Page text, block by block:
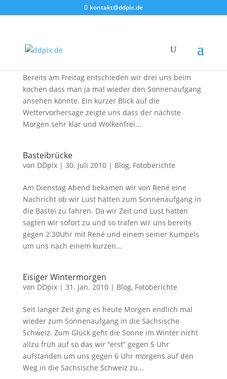
kontakt@ddpix.de
von
Bereits am Freitag entschieden wir drei uns beim
kochen dass man ja mal wieder den Sonnenaufgang
ansehen könnte. Ein kurzer Blick auf die
Wettervorhersage zeigte uns dass der nächste
Morgen sehr klar und Wolkenfrei...
Basteibrücke
von DDpix| 30. Juli 2010| Blog, Fotoberichte
Am Dienstag Abend bekamen wir von René eine
Nachricht ob wir Lust hätten zum Sonnenaufgang in
die Bastei zu fahren. Da wir Zeit und Lust hatten
sagten wir sofort zu und so trafen wir uns bereits
gegen 2:30Uhr mit René und einem seiner Kumpels
um uns nach einem kurzen...
Eisiger Wintermorgen
von DDpix| 31. Jan. 2010| Blog, Fotoberichte
Seit langer Zeit ging es heute Morgen endlich mal
wieder zum Sonnenaufgang in die Sächsische
Schweiz. Zum Glück geht die Sonne im Winter nicht
allzu früh auf so das wir “erst” gegen 5 Uhr
aufstanden um uns gegen 6 Uhr morgens auf den
Weg in die Sächsische Schweiz zu...